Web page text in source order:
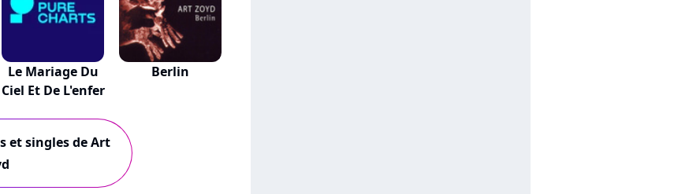
Le Mariage Du
Ciel Et De L'enfer
Berlin
et singles de Art